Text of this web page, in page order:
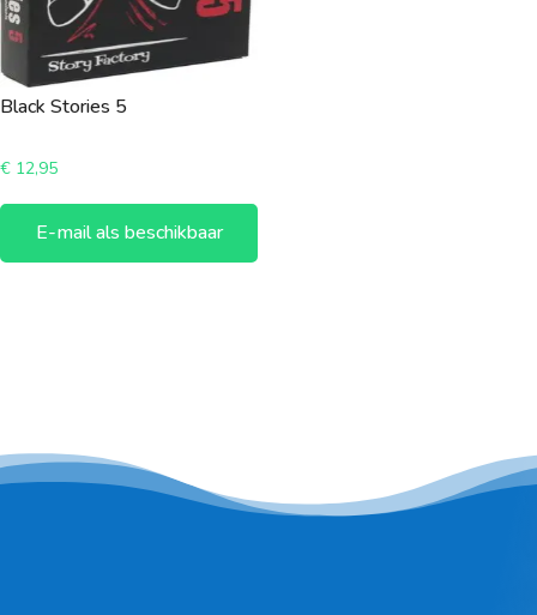
Black Stories 5
€ 12,95
E-mail als beschikbaar